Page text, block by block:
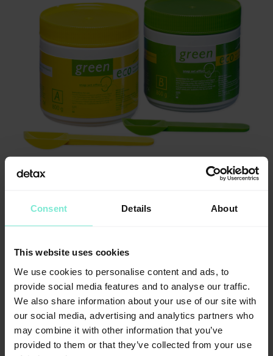
Consent Details About
This website uses cookies
We use cookies to personalise content and ads, to
provide social media features and to analyse our traffic.
We also share information about your use of our site with
our social media, advertising and analytics partners who
may combine it with other information that you’ve
provided to them or that they’ve collected from your use
Verpackung
Standardpackung
2 x 800 g Base + Katalysator 2 Dosierlöffel grün /
Artikelnummer: 02487
Bulkpack